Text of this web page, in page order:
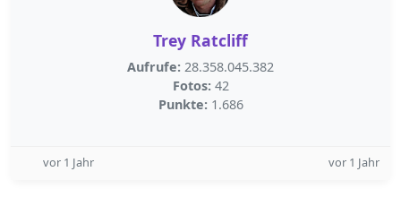
Trey Ratcliff
Aufrufe: 28.358.045.382
Fotos: 42
Punkte: 1.686
vor 1 Jahr vor 1 Jahr